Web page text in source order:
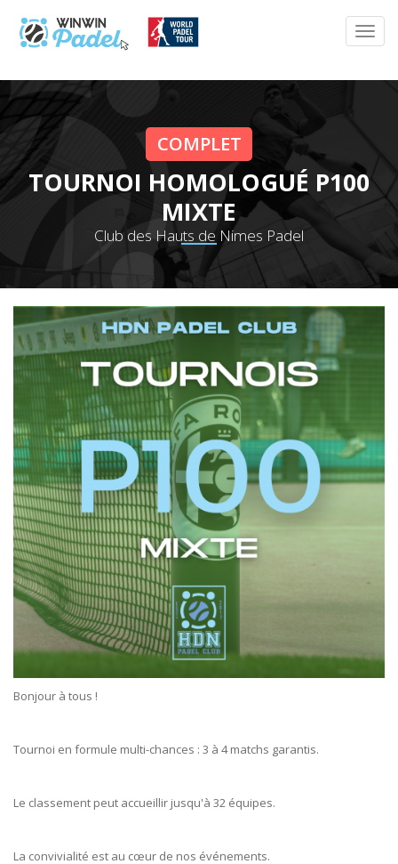
COMPLET
TOURNOI HOMOLOGUÉ P100
MIXTE
Club des Hauts de Nimes Padel
Bonjour à tous !
Tournoi en formule multi-chances : 3 à 4 matchs garantis.
Le classement peut accueillir jusqu'à 32 équipes.
La convivialité est au cœur de nos événements.